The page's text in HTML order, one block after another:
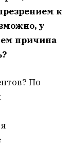
к
у
причина
По